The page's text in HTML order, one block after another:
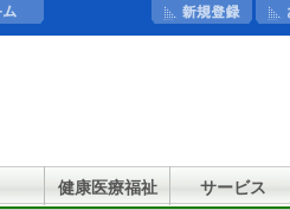
健康医療福祉 サービス